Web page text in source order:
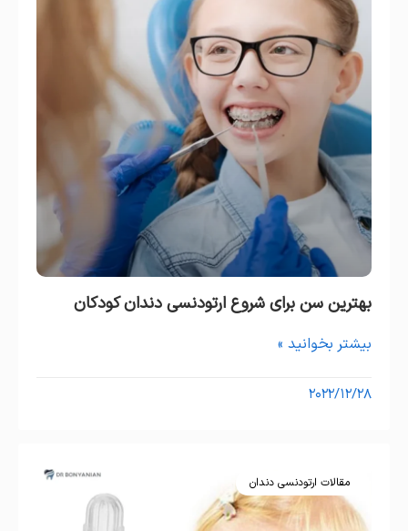
بهترین سن برای شروع ارتودنسی دندان کودکان
بیشتر بخوانید »
۲۰۲۲/۱۲/۲۸
مقالات ارتودنسی دندان